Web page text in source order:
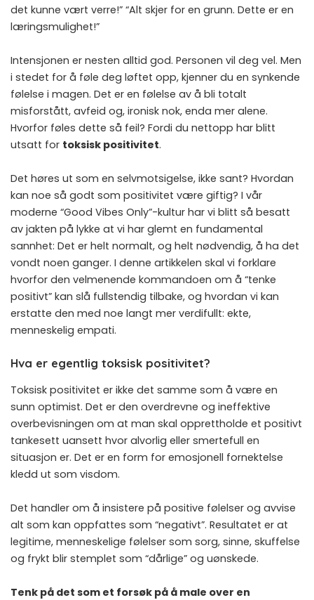
det kunne vært verre!” “Alt skjer for en grunn. Dette er en
læringsmulighet!”
Intensjonen er nesten alltid god. Personen vil deg vel. Men
i stedet for å føle deg løftet opp, kjenner du en synkende
følelse i magen. Det er en følelse av å bli totalt
misforstått, avfeid og, ironisk nok, enda mer alene.
Hvorfor føles dette så feil? Fordi du nettopp har blitt
utsatt for toksisk positivitet.
Det høres ut som en selvmotsigelse, ikke sant? Hvordan
kan noe så godt som positivitet være giftig? I vår
moderne “Good Vibes Only”-kultur har vi blitt så besatt
av jakten på lykke at vi har glemt en fundamental
sannhet: Det er helt normalt, og helt nødvendig, å ha det
vondt noen ganger. I denne artikkelen skal vi forklare
hvorfor den velmenende kommandoen om å “tenke
positivt” kan slå fullstendig tilbake, og hvordan vi kan
erstatte den med noe langt mer verdifullt: ekte,
menneskelig empati.
Hva er egentlig toksisk positivitet?
Toksisk positivitet er ikke det samme som å være en
sunn optimist. Det er den overdrevne og ineffektive
overbevisningen om at man skal opprettholde et positivt
tankesett uansett hvor alvorlig eller smertefull en
situasjon er. Det er en form for emosjonell fornektelse
kledd ut som visdom.
Det handler om å insistere på positive følelser og avvise
alt som kan oppfattes som “negativt”. Resultatet er at
legitime, menneskelige følelser som sorg, sinne, skuffelse
og frykt blir stemplet som “dårlige” og uønskede.
Tenk på det som et forsøk på å male over en